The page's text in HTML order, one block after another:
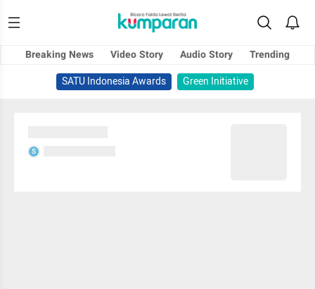
Breaking News Video Story Audio Story
Trending
SATU Indonesia Awards
Green Initiative
S